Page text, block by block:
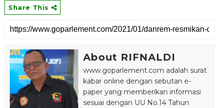
Share This
About RIFNALDI
www.goparlement.com adalah surat
kabar online dengan sebutan e-
paper yang memberikan informasi
sesuai dengan UU No.14 Tahun